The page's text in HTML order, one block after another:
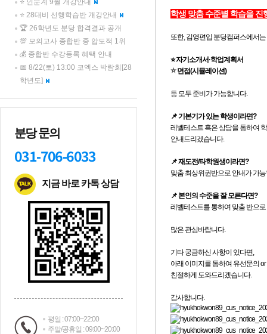
⭐ 인문계 9월 개강안내
⭐ 28대비 선행학습반 개강안내
🏆 26학년도 분당 합격결과 공개
💯 모의고사 종합반 중 압도적 1위
💰 종합반 수강등록 혜택 안내
📅 8/22(토) 13:00 코엑스 박람회[28
학년도]
분당 문의
031-706-6033
지금 바로 카톡 상담
평일 : 07:00~22:00
주말/공휴일 : 09:00~20:00